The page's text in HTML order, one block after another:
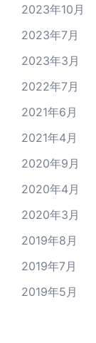
2023年10月
2023年7月
2023年3月
2022年7月
2021年6月
2021年4月
2020年9月
2020年4月
2020年3月
2019年8月
2019年7月
2019年5月